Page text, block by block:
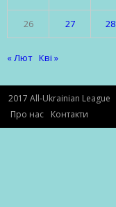
26 27 28
« Лют Кві »
2017 All-Ukrainian League
Про нас
Контакти